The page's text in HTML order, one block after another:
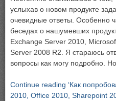
услыхав о новом продукте
очевидные ответы. Особенно
беседах о нашумевших
Exchange Server 2010,
Server 2008 R2. Я стараюсь
вопросы как могу подробно.
Continue reading ‘Как
2010, Office 2010, Sharepoint